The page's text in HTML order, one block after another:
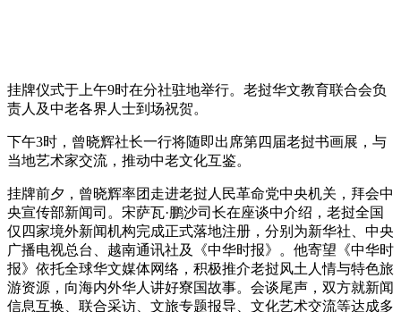
挂牌仪式于上午9时在分社驻地举行。老挝华文教育联合会负
责人及中老各界人士到场祝贺。
下午3时，曾晓辉社长一行将随即出席第四届老挝书画展，与
当地艺术家交流，推动中老文化互鉴。
挂牌前夕，曾晓辉率团走进老挝人民革命党中央机关，拜会中
央宣传部新闻司。宋萨瓦·鹏沙司长在座谈中介绍，老挝全国
仅四家境外新闻机构完成正式落地注册，分别为新华社、中央
广播电视总台、越南通讯社及《中华时报》。他寄望《中华时
报》依托全球华文媒体网络，积极推介老挝风土人情与特色旅
游资源，向海内外华人讲好寮国故事。会谈尾声，双方就新闻
信息互换、联合采访、文旅专题报导、文化艺术交流等达成多